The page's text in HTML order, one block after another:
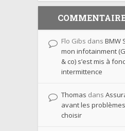
Flo Gibs dans BMW
mon infotainment
& co) s’est mis à
intermittence
Thomas dans
avant les
choisir